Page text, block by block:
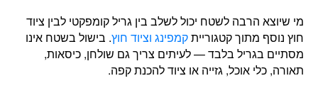
מי שיוצא הרבה לשטח יכול לשלב בין גריל קומפקטי לבין ציוד
חוץ נוסף מתוך קטגורייתקמפינג וציוד חוץ. בישול בשטח אינו
מסתיים בגריל בלבד — לעיתים צריך גם שולחן, כיסאות,
תאורה, כלי אוכל, גזייה או ציוד להכנת קפה.